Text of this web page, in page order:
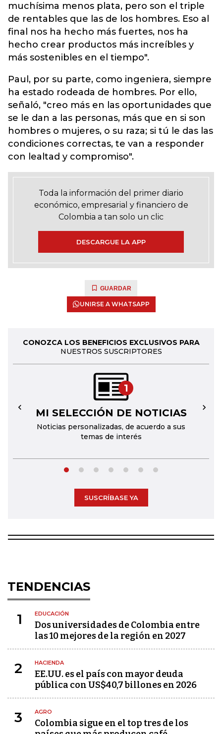
muchísima menos plata, pero son el triple
de rentables que las de los hombres. Eso al
final nos ha hecho más fuertes, nos ha
hecho crear productos más increíbles y
más sostenibles en el tiempo".
Paul, por su parte, como ingeniera, siempre
ha estado rodeada de hombres. Por ello,
señaló, "creo más en las oportunidades que
se le dan a las personas, más que en si son
hombres o mujeres, o su raza; si tú le das las
condiciones correctas, te van a responder
con lealtad y compromiso".
Toda la información del primer diario
económico, empresarial y financiero de
Colombia a tan solo un clic
DESCARGUE LA APP
GUARDAR
UNIRSE A WHATSAPP
CONOZCA LOS BENEFICIOS EXCLUSIVOS PARA
NUESTROS SUSCRIPTORES
1
MI SELECCIÓN DE NOTICIAS
Noticias personalizadas, de acuerdo a sus
temas de interés
← →
SUSCRÍBASE YA
TENDENCIAS
1 EDUCACIÓN
Dos universidades de Colombia entre
las 10 mejores de la región en 2027
2 HACIENDA
EE.UU. es el país con mayor deuda
pública con US$40,7 billones en 2026
3 AGRO
Colombia sigue en el top tres de los